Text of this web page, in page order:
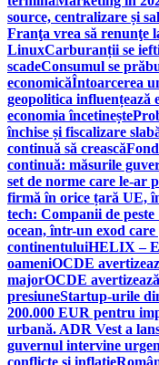
source, centralizare și
Franţa vrea să renunţe
LinuxCarburanții se
scadeConsumul se
economicăÎntoarcerea
geopolitica influențează
economia încetinește
închise și fiscalizare
continuă să crească
continuă: măsurile
set de norme care le-ar
firmă în orice țară UE,
tech: Companii de
ocean, într-un exod
continentuluiHELIX –
oameniOCDE
majorOCDE
presiuneStartup-urile
200.000 EUR pentru
urbană. ADR Vest a
guvernul intervine
conflicte și inflație